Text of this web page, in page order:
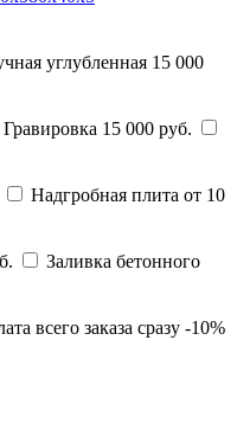
углубленная 15 000
Гравировка 15 000 руб.
Надгробная плита от 10
Заливка бетонного
всего заказа сразу -10%